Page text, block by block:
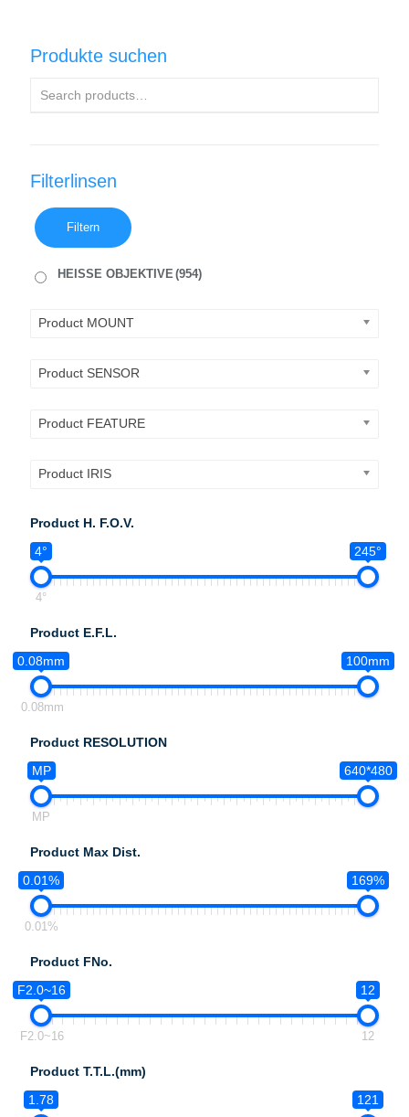
Produkte suchen
Filterlinsen
Filtern
HEISSE OBJEKTIVE(954)
Product MOUNT
Product SENSOR
Product FEATURE
Product IRIS
Product H. F.O.V.
4°
245°
4°
Product E.F.L.
0.08mm
100mm
0.08mm
Product RESOLUTION
MP
640*480
MP
Product Max Dist.
0.01%
169%
0.01%
Product FNo.
F2.0~16
12
F2.0~16 12
Product T.T.L.(mm)
1.78
121